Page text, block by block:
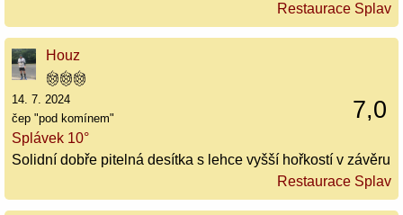
Restaurace Splav
Houz
7,0
14. 7. 2024
čep "pod komínem"
Splávek 10°
Solidní dobře pitelná desítka s lehce vyšší hořkostí v závěru
Restaurace Splav